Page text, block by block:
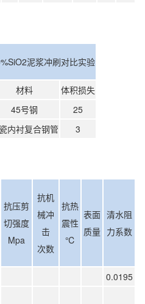
泥浆冲刷对比实验
材料
体积损失
45号钢
25
内衬复合钢管 3
抗压剪
切强度
Mpa
抗机
械冲
击
次数
抗热
震性
℃
表面
质量
清水阻
力系数
0.0195